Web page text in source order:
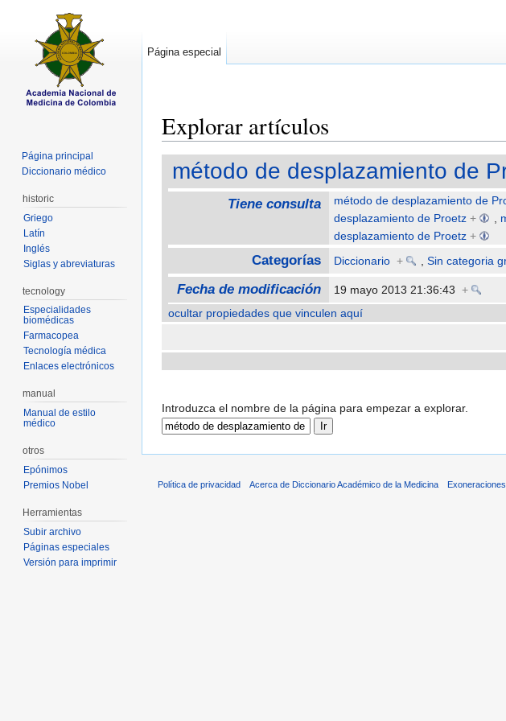
Explorar artículos
método de desplazamiento de
Tiene consulta método de desplazamiento de
desplazamiento de Proetz + ,
desplazamiento de Proetz +
Categorías Diccionario + , Sin categoria
Fecha de modificación 19 mayo 2013 21:36:43 +
ocultar propiedades que vinculen aquí
Introduzca el nombre de la página para empezar a explorar.
Página especial
Página principal
Diccionario médico
historic
Griego
Latín
Inglés
Siglas y abreviaturas
tecnology
Especialidades
biomédicas
Farmacopea
Tecnología médica
Enlaces electrónicos
manual
Manual de estilo
médico
otros
Epónimos
Premios Nobel
Herramientas
Subir archivo
Páginas especiales
Versión para imprimir
Política de privacidad Acerca de Diccionario Académico de la Medicina Exoneraciones